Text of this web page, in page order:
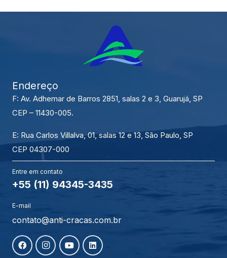
Endereço
F: Av. Adhemar de Barros 2851, salas 2 e 3, Guarujá, SP
CEP – 11430-005.
E: Rua Carlos Villalva, 01, salas 12 e 13, São Paulo, SP
CEP 04307-000
Entre em contato
+55 (11) 94345-3435
E-mail
contato@anti-cracas.com.br